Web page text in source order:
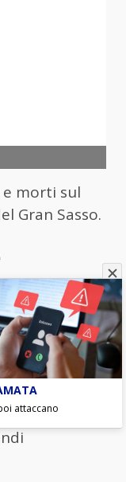
morti sul
Gran Sasso.
morti. Come
due era una
Corno
e
sul
attaccano